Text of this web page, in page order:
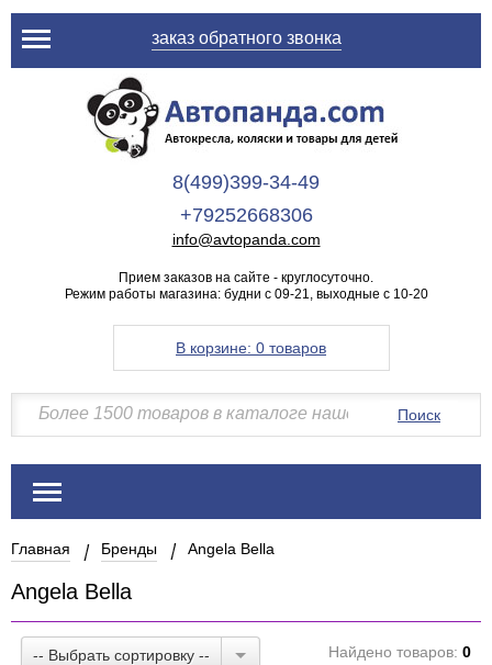
заказ обратного звонка
8(499)399-34-49
+79252668306
info@avtopanda.com
Прием заказов на сайте - круглосуточно.
Режим работы магазина: будни с 09-21, выходные с 10-20
В корзине: 0 товаров
Поиск
Главная Бренды Angela Bella
Angela Bella
-- Выбрать сортировку -- Найдено товаров: 0